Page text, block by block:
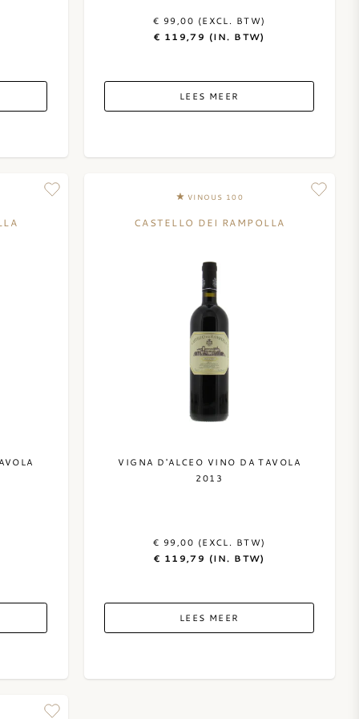
€ 99,00 (EXCL. BTW)
€ 119,79 (IN. BTW)
LEES MEER
VINOUS 100
CASTELLO DEI RAMPOLLA
VIGNA D'ALCEO VINO DA TAVOLA
2013
€ 99,00 (EXCL. BTW)
€ 119,79 (IN. BTW)
LEES MEER